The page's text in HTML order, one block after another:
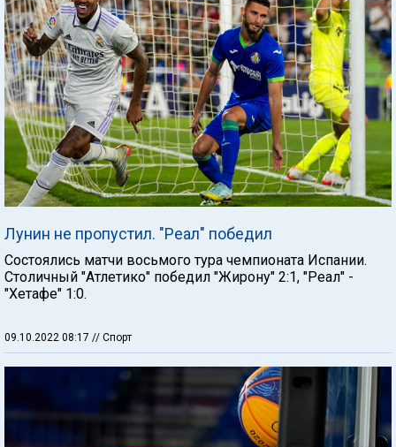
Лунин не пропустил. "Реал" победил
Состоялись матчи восьмого тура чемпионата Испании.
Столичный "Атлетико" победил "Жирону" 2:1, "Реал" -
"Хетафе" 1:0.
09.10.2022 08:17 // Спорт